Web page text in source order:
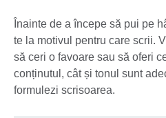
Înainte de a începe să pui pe
te la motivul pentru care scrii.
să ceri o favoare sau să oferi
conținutul, cât și tonul sunt
formulezi scrisoarea.